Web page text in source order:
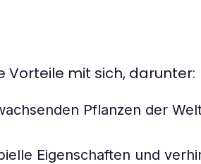
mit sich, darunter:
Pflanzen der
Eigenschaften und